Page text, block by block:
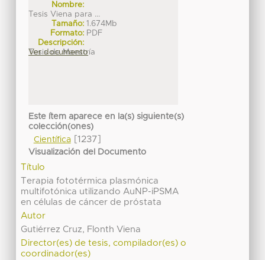
Nombre:
Tesis Viena para ...
Tamaño: 1.674Mb
Formato: PDF
Descripción:
Tesis de Maestría
Ver documento
Este ítem aparece en la(s) siguiente(s)
colección(ones)
Científica[1237]
Visualización del Documento
Título
Terapia fototérmica plasmónica
multifotónica utilizando AuNP-iPSMA
en células de cáncer de próstata
Autor
Gutiérrez Cruz, Flonth Viena
Director(es) de tesis, compilador(es) o
coordinador(es)